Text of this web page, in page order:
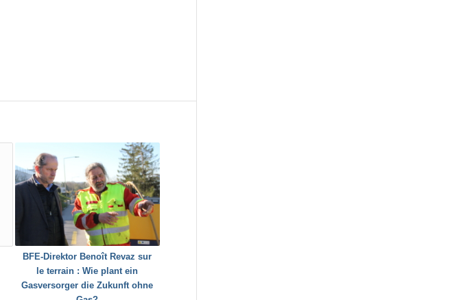
BFE-Direktor Benoît Revaz sur
le terrain : Wie plant ein
Gasversorger die Zukunft ohne